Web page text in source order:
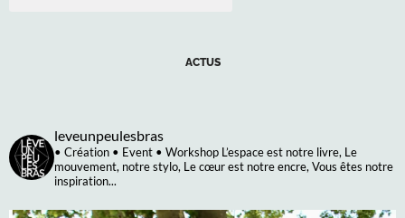
ACTUS
leveunpeulesbras
• Création • Event • Workshop L’espace est notre livre, Le
mouvement, notre stylo, Le cœur est notre encre, Vous êtes notre
inspiration...